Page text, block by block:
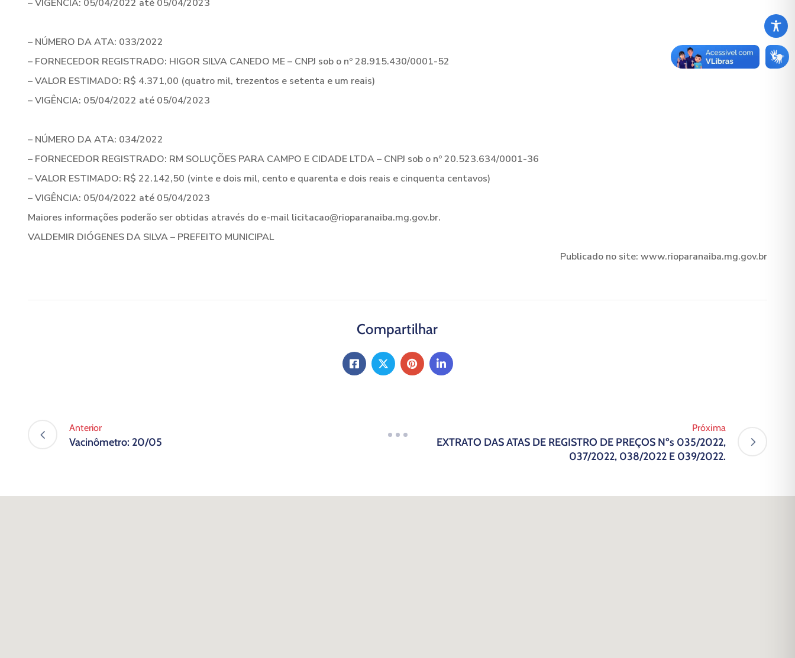
– VIGÊNCIA: 05/04/2022 até 05/04/2023
– NÚMERO DA ATA: 033/2022
– FORNECEDOR REGISTRADO: HIGOR SILVA CANEDO ME – CNPJ sob o nº 28.915.430/0001-52
– VALOR ESTIMADO: R$ 4.371,00 (quatro mil, trezentos e setenta e um reais)
– VIGÊNCIA: 05/04/2022 até 05/04/2023
– NÚMERO DA ATA: 034/2022
– FORNECEDOR REGISTRADO: RM SOLUÇÕES PARA CAMPO E CIDADE LTDA – CNPJ sob o nº 20.523.634/0001-36
– VALOR ESTIMADO: R$ 22.142,50 (vinte e dois mil, cento e quarenta e dois reais e cinquenta centavos)
– VIGÊNCIA: 05/04/2022 até 05/04/2023
Maiores informações poderão ser obtidas através do e-mail licitacao@rioparanaiba.mg.gov.br.
VALDEMIR DIÓGENES DA SILVA – PREFEITO MUNICIPAL
Publicado no site: www.rioparanaiba.mg.gov.br
Compartilhar
Anterior
Vacinômetro: 20/05
Próxima
EXTRATO DAS ATAS DE REGISTRO DE PREÇOS Nºs 035/2022,
037/2022, 038/2022 E 039/2022.